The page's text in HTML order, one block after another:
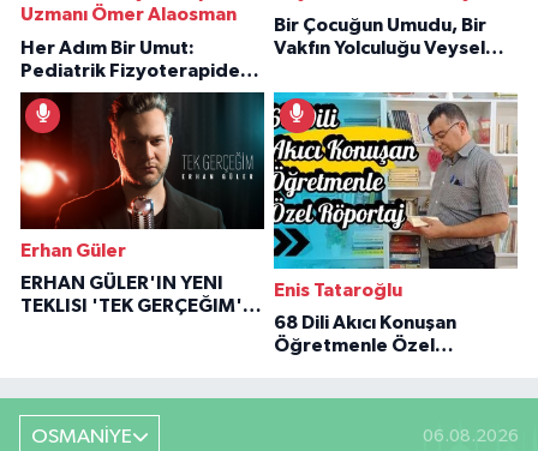
Uzmanı Ömer Alaosman
Her Adım Bir Umut:
Pediatrik Fizyoterapiden
İlham Veren Hikâyeler
Bir Çocuğun Umudu, Bir
Vakfın Yolculuğu Veysel
Erhan Güler
ERHAN GÜLER'IN YENI
TEKLISI 'TEK GERÇEĞIM'LE
Enis Tataroğlu
68 Dili Akıcı Konuşan
Öğretmenle Özel
OSMANİYE 06.08.2026